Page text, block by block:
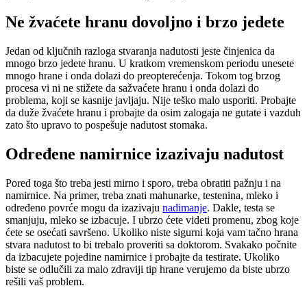
Ne žvaćete hranu dovoljno i brzo jedete
Jedan od ključnih razloga stvaranja nadutosti jeste činjenica da
mnogo brzo jedete hranu. U kratkom vremenskom periodu unesete
mnogo hrane i onda dolazi do preopterećenja. Tokom tog brzog
procesa vi ni ne stižete da sažvaćete hranu i onda dolazi do
problema, koji se kasnije javljaju. Nije teško malo usporiti. Probajte
da duže žvaćete hranu i probajte da osim zalogaja ne gutate i vazduh
zato što upravo to pospešuje nadutost stomaka.
Određene namirnice izazivaju nadutost
Pored toga što treba jesti mirno i sporo, treba obratiti pažnju i na
namirnice. Na primer, treba znati mahunarke, testenina, mleko i
određeno povrće mogu da izazivaju nadimanje. Dakle, testa se
smanjuju, mleko se izbacuje. I ubrzo ćete videti promenu, zbog koje
ćete se osećati savršeno. Ukoliko niste sigurni koja vam tačno hrana
stvara nadutost to bi trebalo proveriti sa doktorom. Svakako počnite
da izbacujete pojedine namirnice i probajte da testirate. Ukoliko
biste se odlučili za malo zdraviji tip hrane verujemo da biste ubrzo
rešili vaš problem.